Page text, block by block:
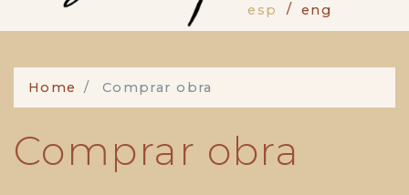
esp eng
Home Comprar obra
Comprar obra